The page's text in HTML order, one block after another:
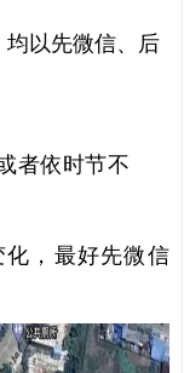
均以先微信、后
者依时节不
化 ， 最好先微信